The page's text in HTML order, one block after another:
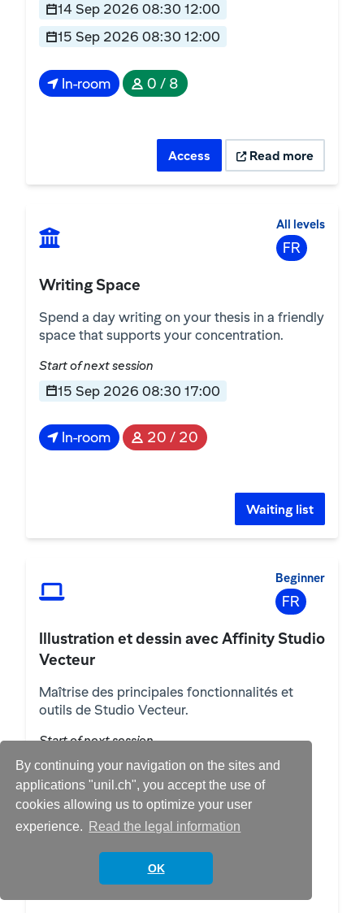
By continuing your navigation on the sites and
applications "unil.ch", you accept the use of
cookies allowing us to optimize your user
experience.
Read the legal information
OK
14 Sep 2026 08:30 12:00
15 Sep 2026 08:30 12:00
In-room 0 / 8
Access Read more
All levels
FR
Writing Space
Spend a day writing on your thesis in a friendly
space that supports your concentration.
Start of next session
15 Sep 2026 08:30 17:00
In-room 20 / 20
Waiting list
Beginner
FR
Illustration et dessin avec Affinity Studio
Vecteur
Maîtrise des principales fonctionnalités et
outils de Studio Vecteur.
Start of next session
16 Sep 2026 08:30 12:00
17 Sep 2026 08:30 12:00
18 Sep 2026 08:30 12:00
1 / 8